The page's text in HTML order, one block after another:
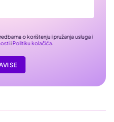
o korištenju i pružanja usluga i
i Politiku kolačića.
SE